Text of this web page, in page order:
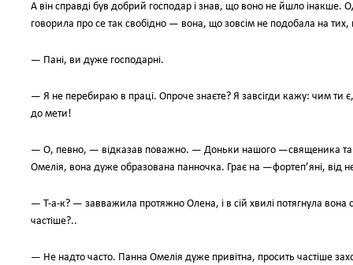
А він справді був добрий господар і знав, що воно не йшло
говорила про се так свобідно — вона, що зовсім не подобала на
— Пані, ви дуже господарні.
— Я не перебираю в праці. Опроче знаєте? Я завсігди кажу: чим ти
до мети!
— О, певно, — відказав поважно. — Доньки нашого —священика
Омелія, вона дуже образована панночка. Грає на —фортеп’яні, від
— Т-а-к? — завважила протяжно Олена, і в сій хвилі потягнула
частіше?..
— Не надто часто. Панна Омелія дуже привітна, просить частіше